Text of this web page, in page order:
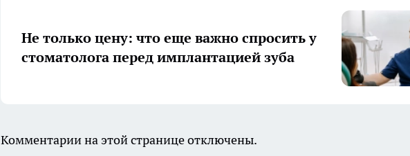
Не только цену: что еще важно спросить у
стоматолога перед имплантацией зуба
Комментарии на этой странице отключены.